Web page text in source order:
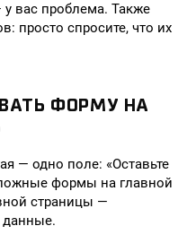
вас проблема. Также
просто спросите, что их
ФОРМУ НА
— одно поле: «Оставьте
формы на главной
страницы —
данные.